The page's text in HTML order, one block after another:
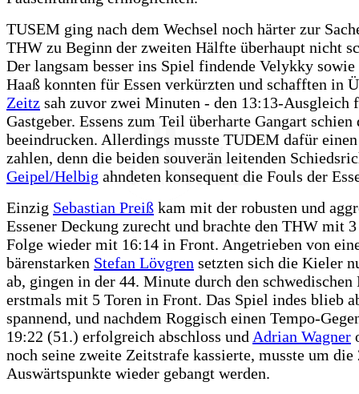
TUSEM ging nach dem Wechsel noch härter zur
THW zu Beginn der zweiten Hälfte überhaupt nicht
Der langsam besser ins Spiel findende Velykky sowie
Haaß konnten für Essen verkürzten und schafften in
Zeitz sah zuvor zwei Minuten - den 13:13-Ausgleich
Gastgeber. Essens zum Teil überharte Gangart
beeindrucken. Allerdings musste TUDEM dafür
zahlen, denn die beiden souverän leitenden
Geipel/Helbig ahndeten konsequent die Fouls der
Einzig Sebastian Preiß kam mit der robusten und
Essener Deckung zurecht und brachte den THW mit
Folge wieder mit 16:14 in Front. Angetrieben von
bärenstarken Stefan Lövgren setzten sich die Kieler
ab, gingen in der 44. Minute durch den schwedischen
erstmals mit 5 Toren in Front. Das Spiel indes blieb
spannend, und nachdem Roggisch einen Tempo-
19:22 (51.) erfolgreich abschloss und Adrian Wagner
noch seine zweite Zeitstrafe kassierte, musste um die
Auswärtspunkte wieder gebangt werden.